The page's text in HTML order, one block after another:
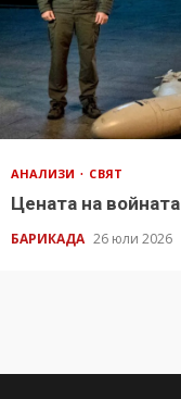
АНАЛИЗИ СВЯТ
Цената на войната
БАРИКАДА 26 юли 2026